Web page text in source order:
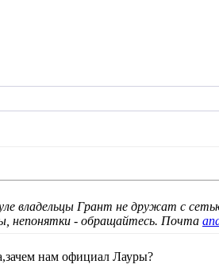
владельцы Грант не дружат с
непонятки - обращайтесь. Почта
нам официал Лауры?